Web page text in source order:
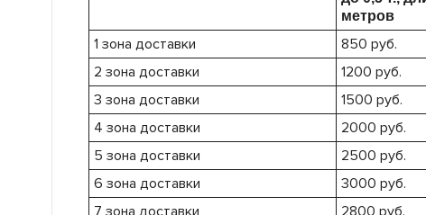
метров
1 зона доставки 850 руб.
2 зона доставки
1200 руб.
3 зона доставки
1500 руб.
4 зона доставки
2000 руб.
5 зона доставки
2500 руб.
6 зона доставки
3000 руб.
7 зона доставки
2800 руб.